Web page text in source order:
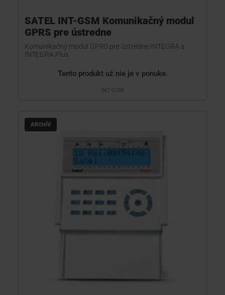
SATEL INT-GSM Komunikačný modul
GPRS pre ústredne
Komunikačný modul GPRS pre ústredne INTEGRA a
INTEGRA Plus
Tento produkt už nie je v ponuke.
INT-GSM
ARCHÍV